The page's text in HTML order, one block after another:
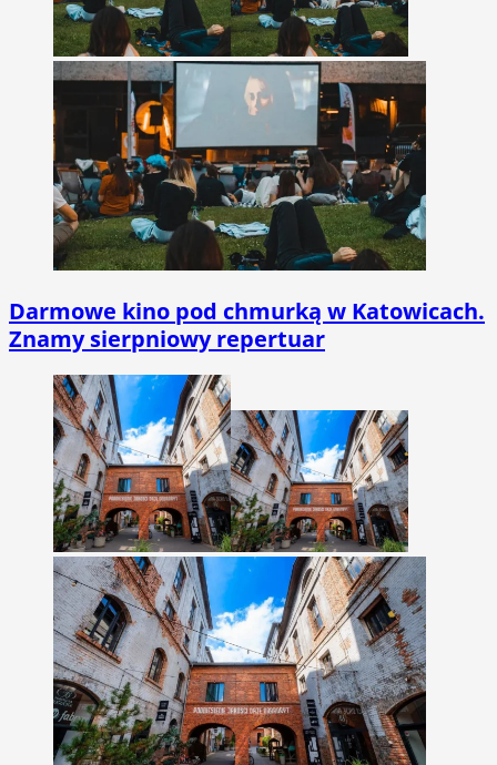
Darmowe kino pod chmurką w Katowicach.
Znamy sierpniowy repertuar